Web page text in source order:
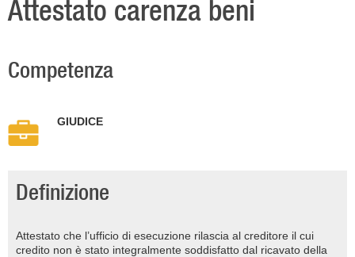
Attestato carenza beni
Competenza
GIUDICE
Definizione
Attestato che l’ufficio di esecuzione rilascia al creditore il cui
credito non è stato integralmente soddisfatto dal ricavato della